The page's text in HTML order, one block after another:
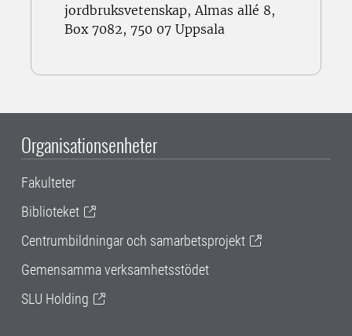
jordbruksvetenskap, Almas allé 8,
Box 7082, 750 07 Uppsala
Organisationsenheter
Fakulteter
Biblioteket
Centrumbildningar och samarbetsprojekt
Gemensamma verksamhetsstödet
SLU Holding